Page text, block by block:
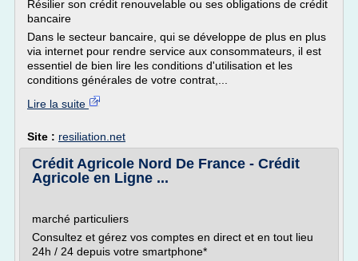
Résilier son crédit renouvelable ou ses obligations de crédit
bancaire
Dans le secteur bancaire, qui se développe de plus en plus
via internet pour rendre service aux consommateurs, il est
essentiel de bien lire les conditions d'utilisation et les
conditions générales de votre contrat,...
Lire la suite
Site : resiliation.net
Crédit Agricole Nord De France - Crédit
Agricole en Ligne ...
marché particuliers
Consultez et gérez vos comptes en direct et en tout lieu
24h / 24 depuis votre smartphone*